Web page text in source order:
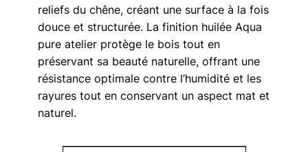
reliefs du chêne, créant une surface à la fois
douce et structurée. La finition huilée Aqua
pure atelier protège le bois tout en
préservant sa beauté naturelle, offrant une
résistance optimale contre l’humidité et les
rayures tout en conservant un aspect mat et
naturel.